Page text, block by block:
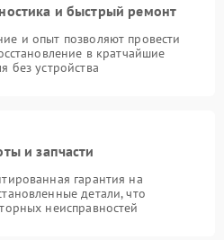
и быстрый ремонт
и опыт позволяют провести
в кратчайшие
без устройства
и запчасти
гарантия на
детали, что
неисправностей